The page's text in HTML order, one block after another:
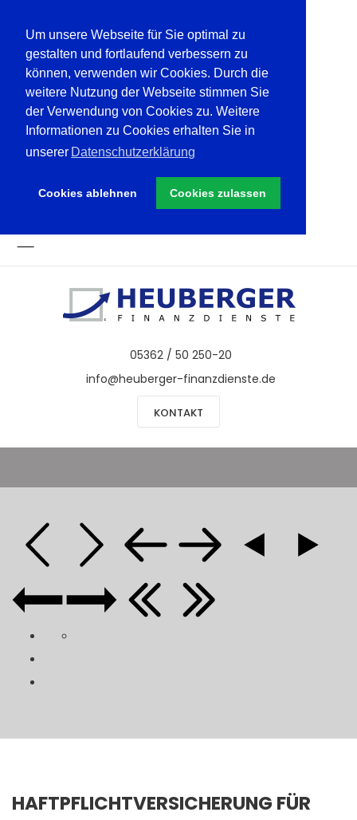
Um unsere Webseite für Sie optimal zu
gestalten und fortlaufend verbessern zu
können, verwenden wir Cookies. Durch die
weitere Nutzung der Webseite stimmen Sie
der Verwendung von Cookies zu. Weitere
Informationen zu Cookies erhalten Sie in
unserer Datenschutzerklärung
Cookies ablehnen Cookies zulassen
05362 / 50 250-20
info@heuberger-finanzdienste.de
KONTAKT
HAFTPFLICHTVERSICHERUNG FÜR